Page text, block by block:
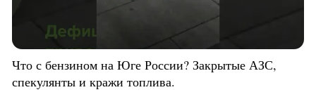
Что с бензином на Юге России? Закрытые АЗС,
спекулянты и кражи топлива.